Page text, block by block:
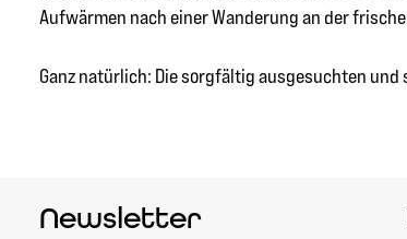
Aufwärmen nach einer Wanderung an der
Ganz natürlich: Die sorgfältig ausgesuchten
Newsletter